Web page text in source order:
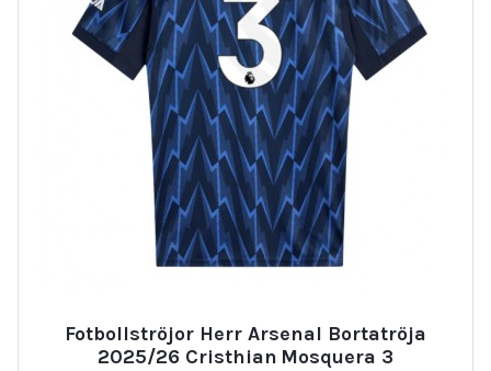
Fotbollströjor Herr Arsenal Bortatröja
2025/26 Cristhian Mosquera 3